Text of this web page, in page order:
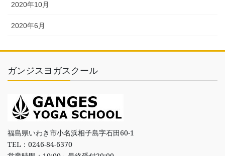
2020年10月
2020年6月
ガンジスヨガスクール
福島県いわき市小名浜相子島字石田60-1
TEL：0246-84-6370